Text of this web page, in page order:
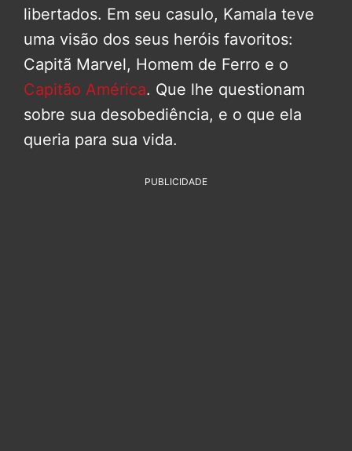
libertados. Em seu casulo, Kamala teve
uma visão dos seus heróis favoritos:
Capitã Marvel, Homem de Ferro e o
Capitão América. Que lhe questionam
sobre sua desobediência, e o que ela
queria para sua vida.
PUBLICIDADE